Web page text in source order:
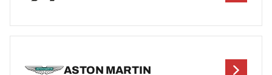
ASTON MARTIN